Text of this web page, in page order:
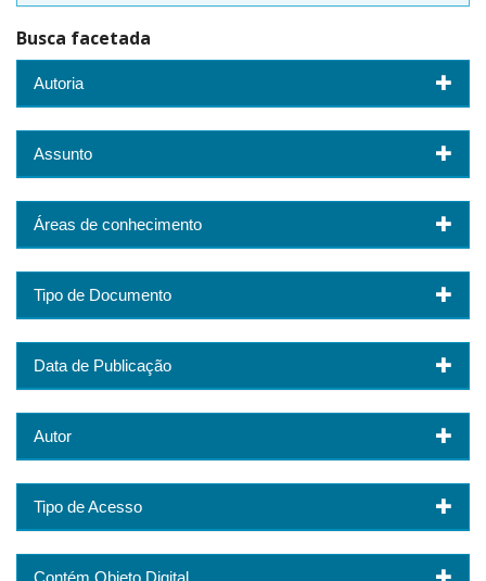
Busca facetada
Autoria
Assunto
Áreas de conhecimento
Tipo de Documento
Data de Publicação
Autor
Tipo de Acesso
Contém Objeto Digital